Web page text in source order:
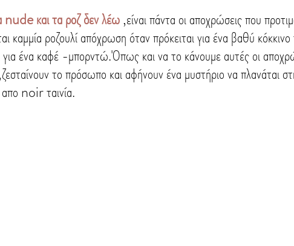
nude και τα ροζ δεν λέω ,είναι πάντα οι αποχρώσεις που
καμμία ροζουλί απόχρωση όταν πρόκειται για ένα βαθύ
για ένα καφέ -μπορντώ.Όπως και να το κάνουμε αυτές οι
το πρόσωπο και αφήνουν ένα μυστήριο να πλανάται
noir ταινία.